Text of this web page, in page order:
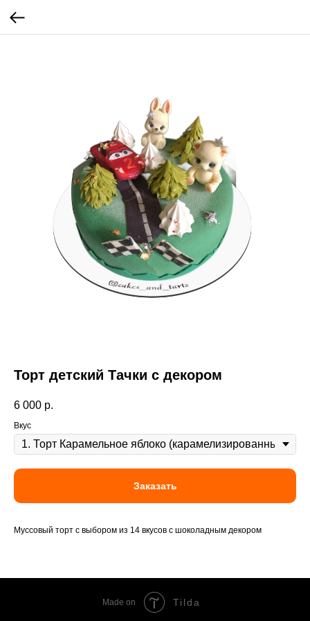
Торт детский Тачки с декором
6 000 р.
Вкус
Заказать
Муссовый торт с выбором из 14 вкусов с шоколадным декором
Made on Tilda